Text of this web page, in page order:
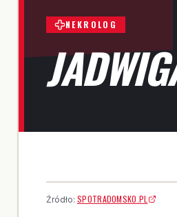
NEKROLOG
Źródło: SPOTRADOMSKO.PL